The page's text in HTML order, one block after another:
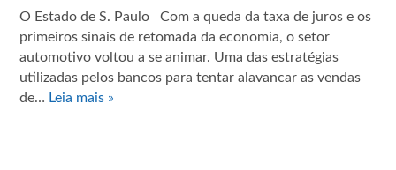
O Estado de S. Paulo Com a queda da taxa de juros e os
primeiros sinais de retomada da economia, o setor
automotivo voltou a se animar. Uma das estratégias
utilizadas pelos bancos para tentar alavancar as vendas
de… Leia mais »